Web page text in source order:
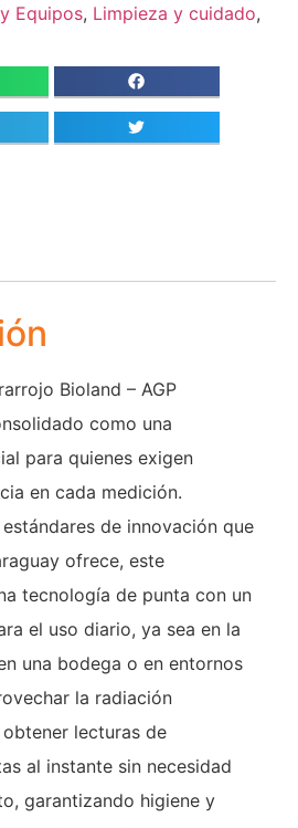
Equipos, Limpieza y cuidado,
Bioland – AGP
como una
para quienes exigen
en cada medición.
de innovación que
ofrece, este
tecnología de punta con un
el uso diario, ya sea en la
una bodega o en entornos
la radiación
lecturas de
al instante sin necesidad
garantizando higiene y